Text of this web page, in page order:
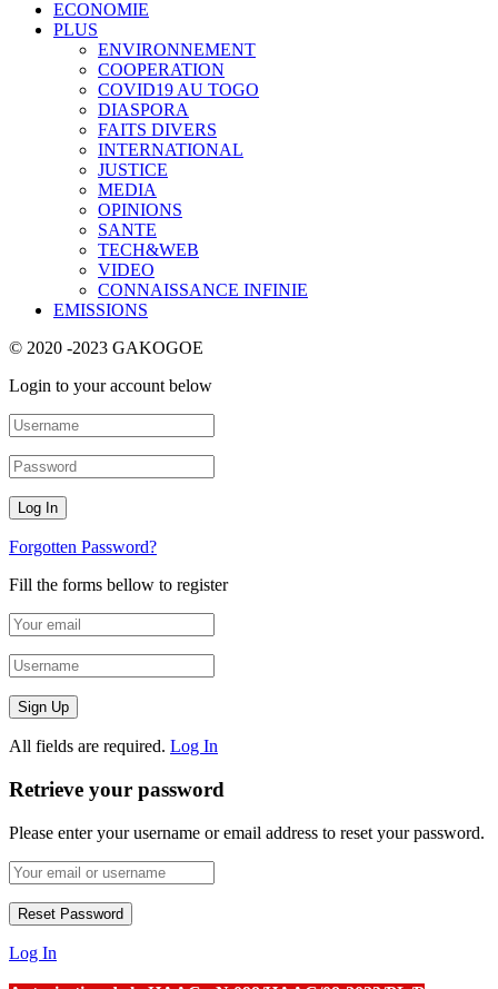
ECONOMIE
PLUS
ENVIRONNEMENT
COOPERATION
COVID19 AU TOGO
DIASPORA
FAITS DIVERS
INTERNATIONAL
JUSTICE
MEDIA
OPINIONS
SANTE
TECH&WEB
VIDEO
CONNAISSANCE INFINIE
EMISSIONS
© 2020 -2023 GAKOGOE
Login to your account below
Forgotten Password?
Fill the forms bellow to register
All fields are required. Log In
Retrieve your password
Please enter your username or email address to reset your password.
Log In